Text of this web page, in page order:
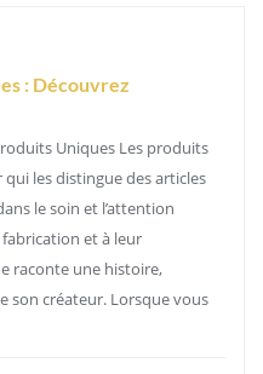
: Découvrez
Uniques Les produits
les distingue des articles
le soin et l’attention
et à leur
raconte une histoire,
son créateur. Lorsque vous